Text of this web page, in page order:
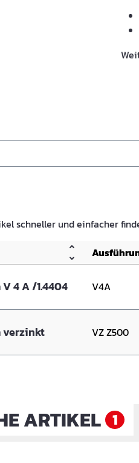
schneller und einfacher
Ø 10 mm V 4 A /1.4404 V4A
10 mm verzinkt VZ Z500
ARTIKEL 1